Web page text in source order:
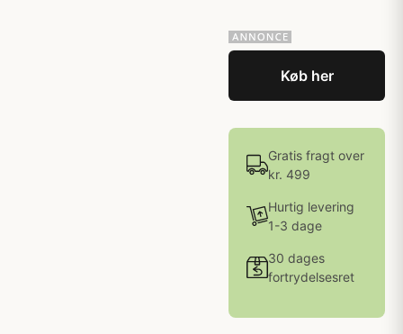
Køb her
Gratis fragt over
kr. 499
Hurtig levering
1-3 dage
30 dages
fortrydelsesret